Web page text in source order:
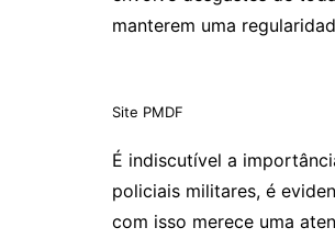
manterem uma
Site PMDF
É indiscutível a
policiais militares, é
com isso merece uma